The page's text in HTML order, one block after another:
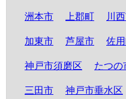
洲本市 上郡町 川
加東市 芦屋市 佐
神戸市須磨区 たつの
三田市 神戸市垂水区